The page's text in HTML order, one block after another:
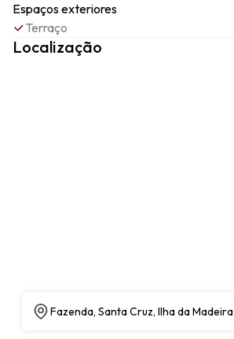
Espaços exteriores
Terraço
Localização
Fazenda, Santa Cruz, Ilha da Madeira